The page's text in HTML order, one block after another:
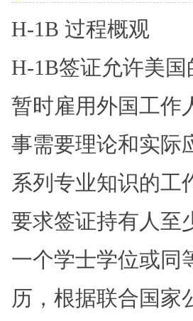
H-1B 过程概观
H-1B签证允许美国
暂时雇用外国工作
事需要理论和实际
系列专业知识的工
要求签证持有人至
一个学士学位或同
历，根据联合国家